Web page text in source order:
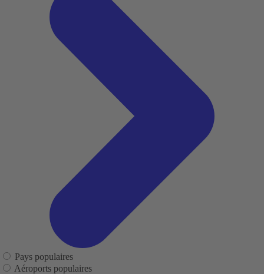
Pays populaires
Aéroports populaires